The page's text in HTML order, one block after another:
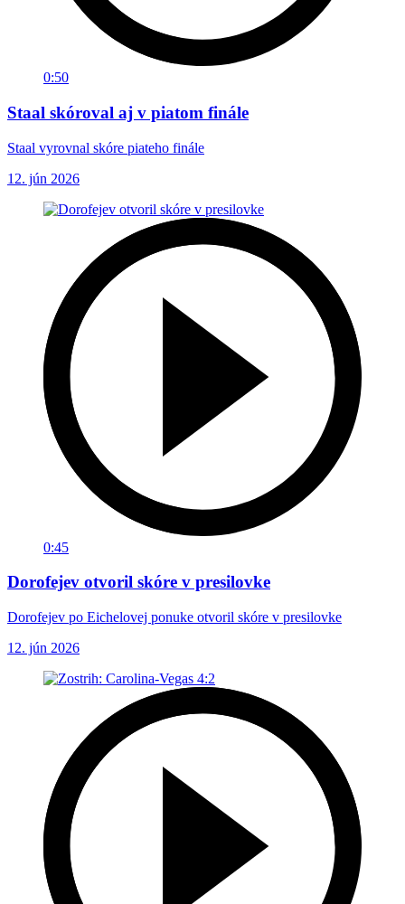
0:50
Staal skóroval aj v piatom finále
Staal vyrovnal skóre piateho finále
12. jún 2026
0:45
Dorofejev otvoril skóre v presilovke
Dorofejev po Eichelovej ponuke otvoril skóre v presilovke
12. jún 2026